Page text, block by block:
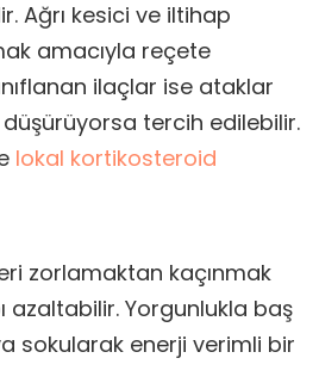
Ağrı kesici ve iltihap
amacıyla reçete
ilaçlar ise ataklar
tercih edilebilir.
lokal kortikosteroid
zorlamaktan kaçınmak
azaltabilir. Yorgunlukla baş
sokularak enerji verimli bir